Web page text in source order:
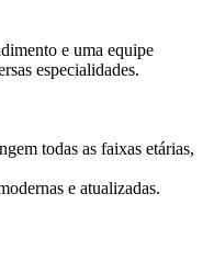
e uma equipe
especialidades.
todas as faixas etárias,
e atualizadas.